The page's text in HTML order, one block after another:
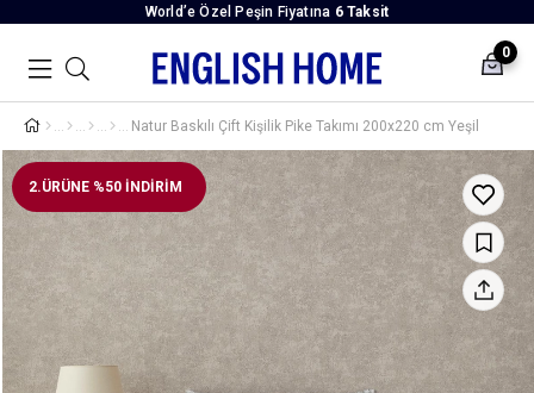
World’e Özel Peşin Fiyatına 6 Taksit
0
Natur Baskılı Çift Kişilik Pike Takımı 200x220 cm Yeşil
2.ÜRÜNE %50 İNDİRİM